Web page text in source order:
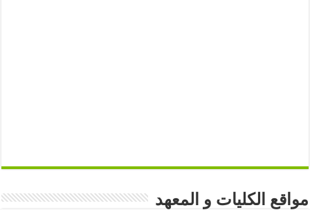
مواقع الكليات و المعهد